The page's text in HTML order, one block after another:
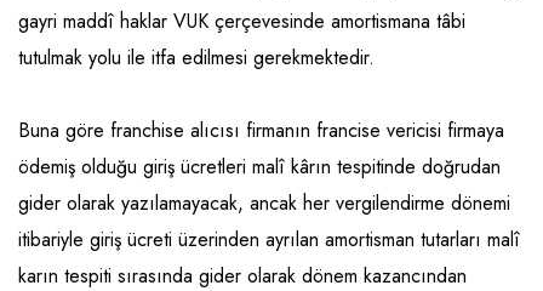
gayri maddî haklar VUK çerçevesinde amortismana tâbi
tutulmak yolu ile itfa edilmesi gerekmektedir.
Buna göre franchise alıcısı firmanın francise vericisi firmaya
ödemiş olduğu giriş ücretleri malî kârın tespitinde doğrudan
gider olarak yazılamayacak, ancak her vergilendirme dönemi
itibariyle giriş ücreti üzerinden ayrılan amortisman tutarları malî
karın tespiti sırasında gider olarak dönem kazancından